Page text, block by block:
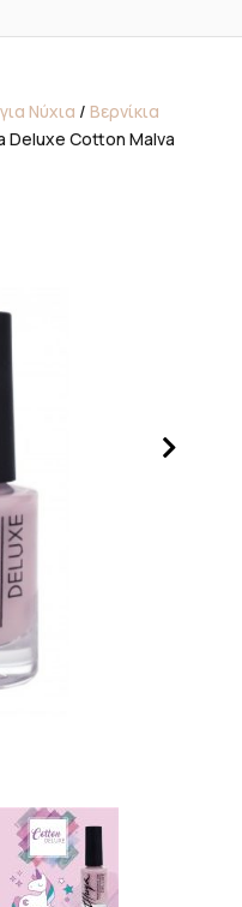
Νύχια / Βερνίκια
Deluxe Cotton Malva